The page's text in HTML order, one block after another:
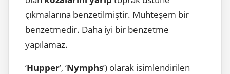
çıkmalarına benzetilmiştir. Muhteşem bir
benzetmedir. Daha iyi bir benzetme
yapılamaz.
‘Hupper’, ‘Nymphs’) olarak isimlendirilen